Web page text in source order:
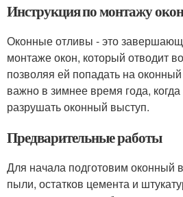
Инструкция по монтажу
Оконные отливы - это
монтаже окон, который отводит
позволяя ей попадать на
важно в зимнее время года,
разрушать оконный выступ.
Предварительные работы
Для начала подготовим оконный
пыли, остатков цемента и